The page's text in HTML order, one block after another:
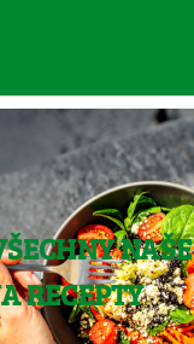
NAŠE
RECEPTY